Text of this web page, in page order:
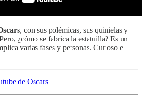
, con sus polémicas, sus quinielas y
¿cómo se fabrica la estatuilla? Es un
varias fases y personas. Curioso e
de Oscars